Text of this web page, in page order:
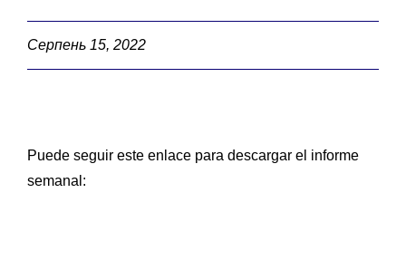
Серпень 15, 2022
Puede seguir este enlace para descargar el informe
semanal: